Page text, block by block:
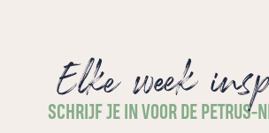
Elke week
SCHRIJF JE IN VOOR DE PETRUS-